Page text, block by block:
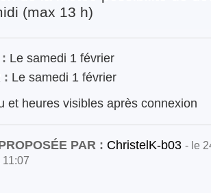
(max 13 h)
Le samedi 1 février
: Le samedi 1 février
et heures visibles après connexion
PAR : ChristelK-b03 - le